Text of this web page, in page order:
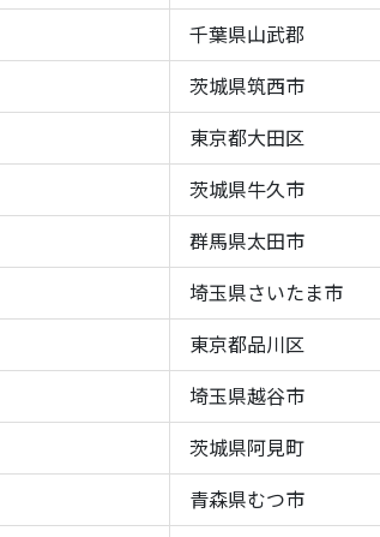
千葉県山武郡
茨城県筑西市
東京都大田区
茨城県牛久市
群馬県太田市
埼玉県さいたま市
東京都品川区
埼玉県越谷市
茨城県阿見町
青森県むつ市